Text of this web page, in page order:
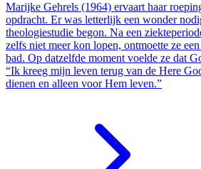
Marijke Gehrels (1964) ervaart haar
opdracht. Er was letterlijk een wonder
theologiestudie begon. Na een
zelfs niet meer kon lopen, ontmoette ze
bad. Op datzelfde moment voelde ze dat
“Ik kreeg mijn leven terug van de Here
dienen en alleen voor Hem leven.”